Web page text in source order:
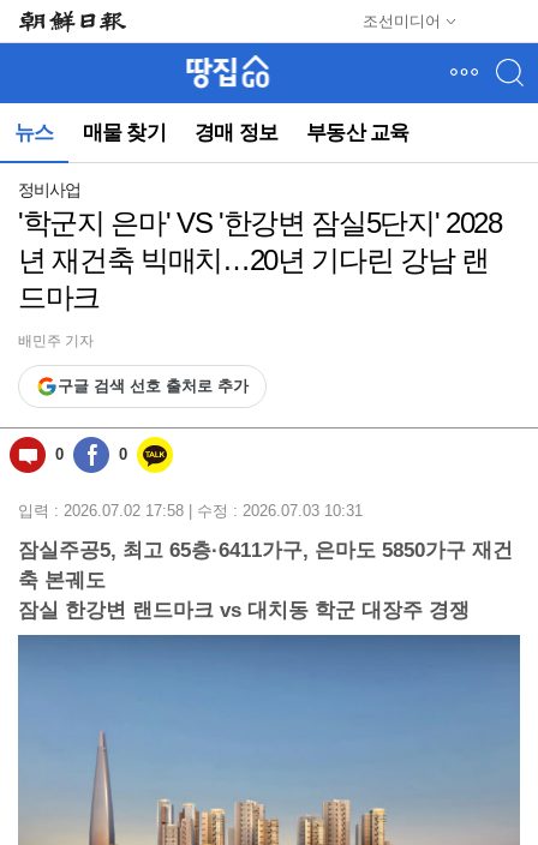
조선미디어
뉴스 매물 찾기 경매 정보 부동산 교육
뉴
(컨
정비사업
'학군지 은마' VS '한강변 잠실5단지' 2028
년 재건축 빅매치…20년 기다린 강남 랜
드마크
배민주 기자
구글 검색 선호 출처로 추가
0 0
입력 : 2026.07.02 17:58 | 수정 : 2026.07.03 10:31
잠실주공5, 최고 65층·6411가구, 은마도 5850가구 재건
축 본궤도
잠실 한강변 랜드마크 vs 대치동 학군 대장주 경쟁